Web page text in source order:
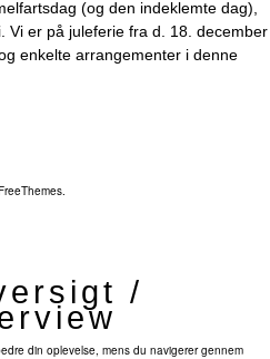
(og den indeklemte dag),
Vi er på juleferie fra d. 18. december
enkelte arrangementer i denne
/
din oplevelse, mens du navigerer gennem